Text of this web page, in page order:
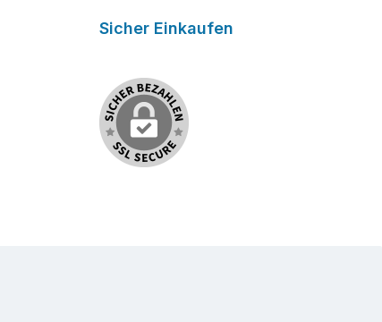
Sicher Einkaufen